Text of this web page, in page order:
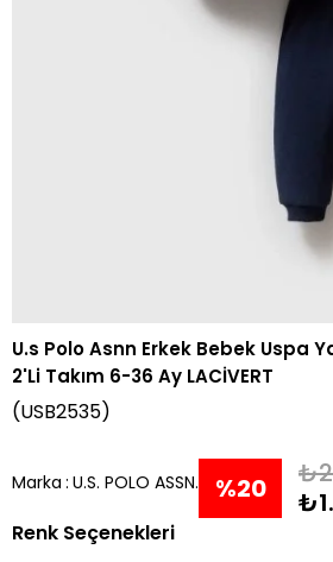
U.s Polo Asnn Erkek Bebek Uspa
2'Li Takım 6-36 Ay LACİVERT
(USB2535)
Marka : U.S. POLO ASSN. %20
Renk Seçenekleri